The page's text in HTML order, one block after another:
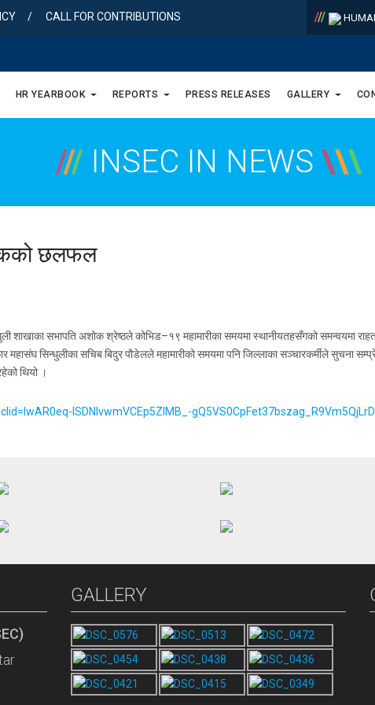
CALL FOR CONTRIBUTIONS ///
HR YEARBOOK REPORTS PRESS RELEASES GALLERY
///INSEC IN NEWS \\\
छलफल
सभापति अशोक श्रेष्ठले कोभिड–१९ महामारीका समयमा स्थानीयतहसँगको समन्वयमा
सिन्धुलीका सचिब बिदुर पौडेलले महामारीको समयमा पनि जिल्लाका सञ्चारकर्मीले सुचना
थियो ।
ISDNlvwmVCEp5ZlMB_-
GALLERY